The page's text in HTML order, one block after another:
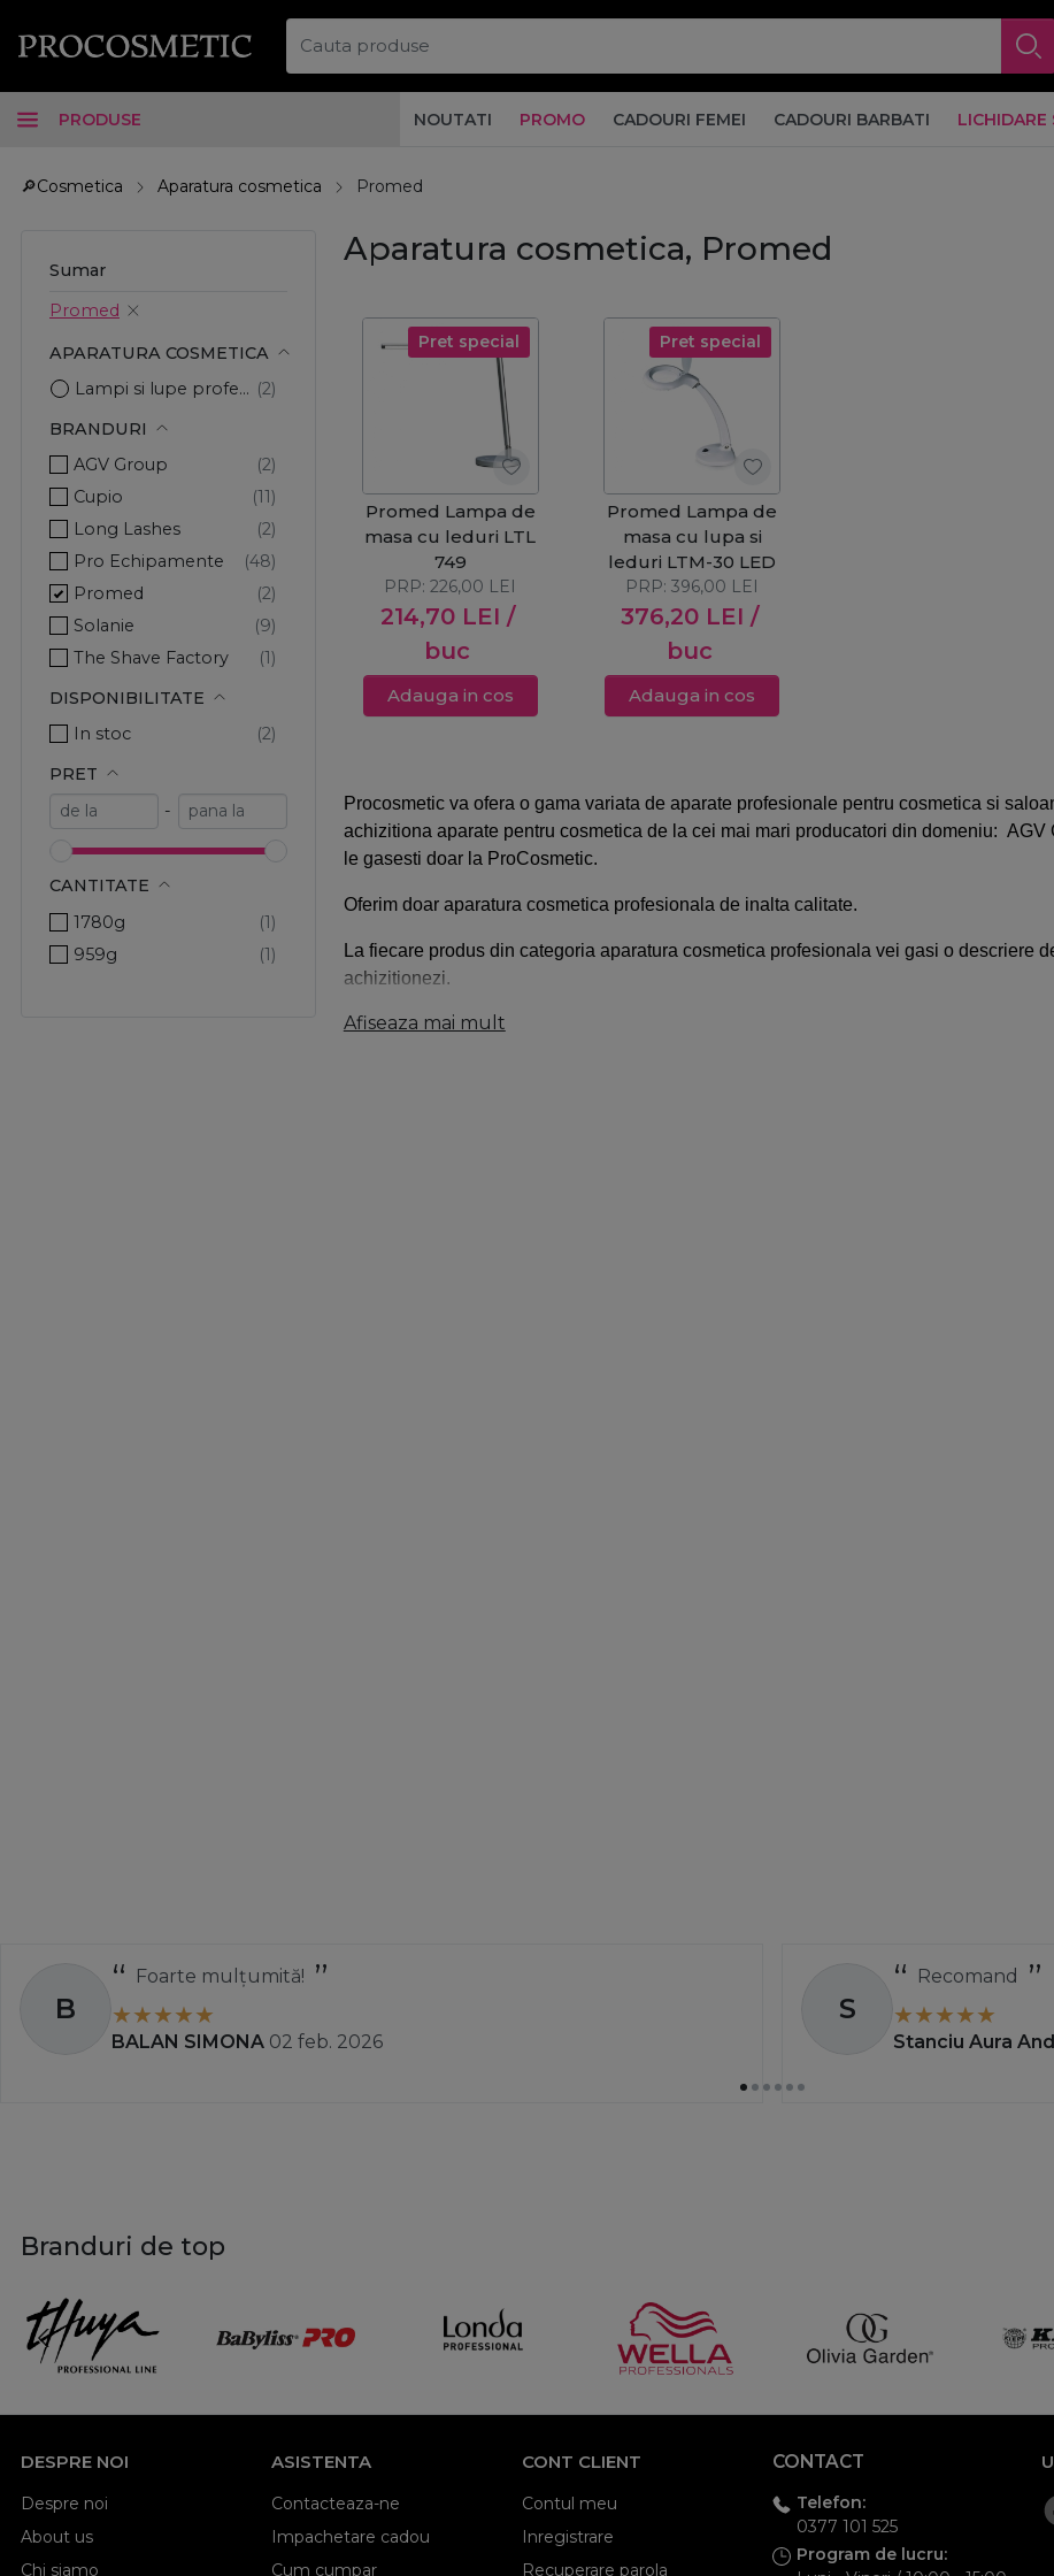
PRODUSE NOUTATI PROMO CADOURI FEMEI CADOURI BARBATI LICHIDARE
🔎Cosmetica Aparatura cosmetica Promed
Sumar
Promed
APARATURA COSMETICA
Lampi si lupe profesionale
BRANDURI
AGV Group
Cupio
Long Lashes
Pro Echipamente
Promed
Solanie
The Shave Factory
DISPONIBILITATE
In stoc
PRET
-
CANTITATE
1780g
959g
Aparatura cosmetica, Promed
Pret special
Promed Lampa de
masa cu leduri LTL
749
214,70 LEI /
buc
PRP:226,00 LEI
Adauga in cos
Pret special
Promed Lampa de
masa cu lupa si
leduri LTM-30 LED
376,20 LEI /
buc
PRP:396,00 LEI
Adauga in cos
Procosmetic va ofera o gama variata de aparate profesionale pentru cosmetica si
achizitiona aparate pentru cosmetica de la cei mai mari producatori din domeniu:
le gasesti doar la ProCosmetic.
Oferim doar aparatura cosmetica profesionala de inalta calitate.
La fiecare produs din categoria aparatura cosmetica profesionalavei gasi o descriere
achizitionezi.
La fiecare produs achizitionat din categoria
Afiseaza mai mult
B
Foarte mulțumită!
BALAN SIMONA 02 feb. 2026
S
Recomand
Stanciu Aura
Branduri de top
DESPRE NOI
Despre noi
About us
Chi siamo
ASISTENTA
Contacteaza-ne
Impachetare cadou
Cum cumpar
CONT CLIENT
Contul meu
Inregistrare
Recuperare parola
CONTACT
Telefon:
0377 101 525
Program de lucru: